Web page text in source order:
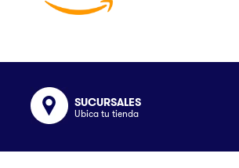
SUCURSALES
Ubica tu tienda